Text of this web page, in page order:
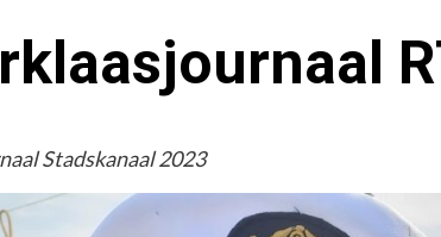
Stadskanaal 2023